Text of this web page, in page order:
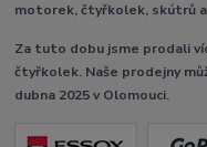
motorek, čtyřkolek, skútrů
Za tuto dobu jsme prodali
čtyřkolek. Naše prodejny
dubna 2025 v Olomouci.